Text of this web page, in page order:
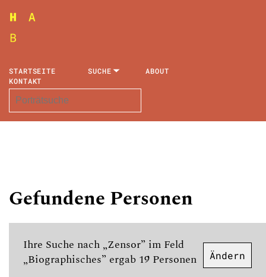
STARTSEITE SUCHE
ABOUT
KONTAKT
Gefundene Personen
Ihre Suche nach „Zensor” im Feld
„Biographisches” ergab 19 Personen
Ändern